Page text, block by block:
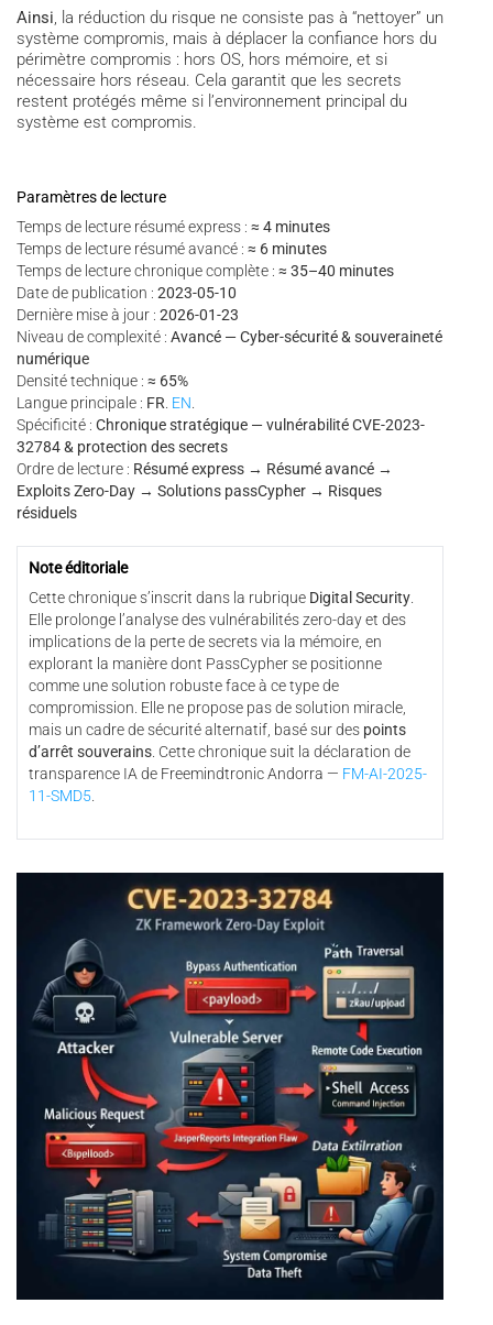
Ainsi, la réduction du risque ne consiste pas à “nettoyer” un
système compromis, mais à déplacer la confiance hors du
périmètre compromis : hors OS, hors mémoire, et si
nécessaire hors réseau. Cela garantit que les secrets
restent protégés même si l’environnement principal du
système est compromis.
Paramètres de lecture
Temps de lecture résumé express : ≈ 4 minutes
Temps de lecture résumé avancé : ≈ 6 minutes
Temps de lecture chronique complète : ≈ 35–40 minutes
Date de publication : 2023-05-10
Dernière mise à jour : 2026-01-23
Niveau de complexité : Avancé — Cyber-sécurité & souveraineté
numérique
Densité technique : ≈ 65%
Langue principale : FR. EN.
Spécificité : Chronique stratégique — vulnérabilité CVE-2023-
32784 & protection des secrets
Ordre de lecture : Résumé express → Résumé avancé →
Exploits Zero-Day → Solutions passCypher → Risques
résiduels
Note éditoriale
Cette chronique s’inscrit dans la rubrique Digital Security.
Elle prolonge l’analyse des vulnérabilités zero-day et des
implications de la perte de secrets via la mémoire, en
explorant la manière dont PassCypher se positionne
comme une solution robuste face à ce type de
compromission. Elle ne propose pas de solution miracle,
mais un cadre de sécurité alternatif, basé sur des points
d’arrêt souverains. Cette chronique suit la déclaration de
transparence IA de Freemindtronic Andorra — FM-AI-2025-
11-SMD5.